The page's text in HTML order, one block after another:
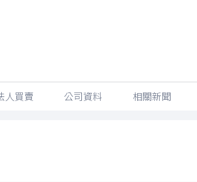
人買賣 公司資料 相關新聞